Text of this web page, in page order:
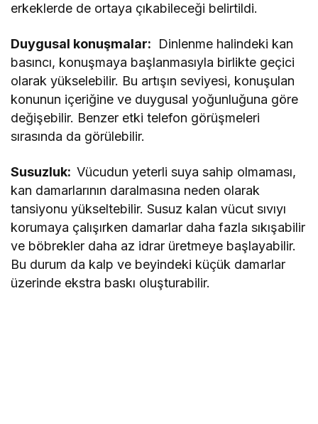
erkeklerde de ortaya çıkabileceği belirtildi.
Duygusal konuşmalar: Dinlenme halindeki kan
basıncı, konuşmaya başlanmasıyla birlikte geçici
olarak yükselebilir. Bu artışın seviyesi, konuşulan
konunun içeriğine ve duygusal yoğunluğuna göre
değişebilir. Benzer etki telefon görüşmeleri
sırasında da görülebilir.
Susuzluk:Vücudun yeterli suya sahip olmaması,
kan damarlarının daralmasına neden olarak
tansiyonu yükseltebilir. Susuz kalan vücut sıvıyı
korumaya çalışırken damarlar daha fazla sıkışabilir
ve böbrekler daha az idrar üretmeye başlayabilir.
Bu durum da kalp ve beyindeki küçük damarlar
üzerinde ekstra baskı oluşturabilir.